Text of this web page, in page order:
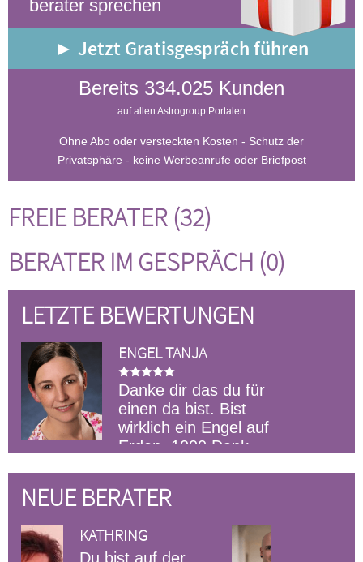
berater sprechen
► Jetzt Gratisgespräch führen
Bereits 334.025 Kunden
auf allen Astrogroup Portalen
Ohne Abo oder versteckten Kosten - Schutz der
Privatsphäre - keine Werbeanrufe oder Briefpost
FREIE BERATER (32)
BERATER IM GESPRÄCH (0)
LETZTE BEWERTUNGEN
ENGEL TANJA
Danke dir das du für
einen da bist. Bist
wirklich ein Engel auf
Erden. 1000 Dank
NEUE BERATER
MATHIAS